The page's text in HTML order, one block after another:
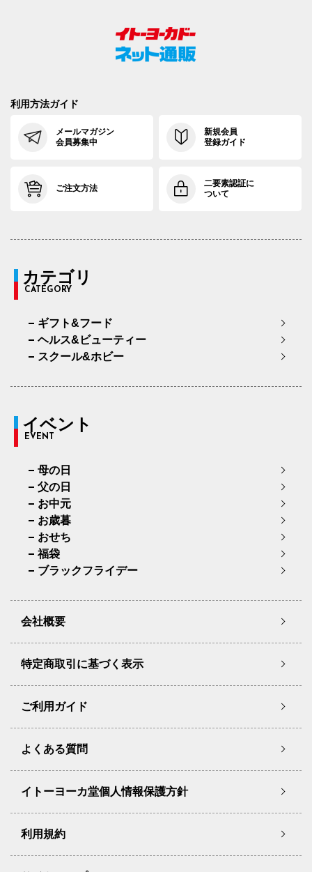
利用方法ガイド
メールマガジン
会員募集中
新規会員
登録ガイド
ご注文方法
二要素認証に
ついて
カテゴリ
CATEGORY
ギフト&フード
ヘルス&ビューティー
スクール&ホビー
イベント
EVENT
母の日
父の日
お中元
お歳暮
おせち
福袋
ブラックフライデー
会社概要
特定商取引に基づく表示
ご利用ガイド
よくある質問
イトーヨーカ堂個人情報保護方針
利用規約